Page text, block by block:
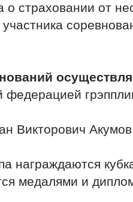
о страховании от
участника
федерацией
Викторович Акумов
награждаются
медалями и